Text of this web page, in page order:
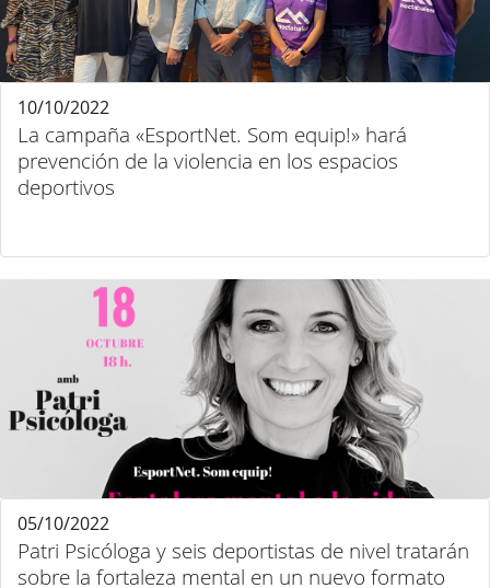
La campaña «EsportNet. Som equip!» hará
prevención de la violencia en los espacios
deportivos
10/10/2022
Patri Psicóloga y seis deportistas de nivel tratarán
sobre la fortaleza mental en un nuevo formato
05/10/2022